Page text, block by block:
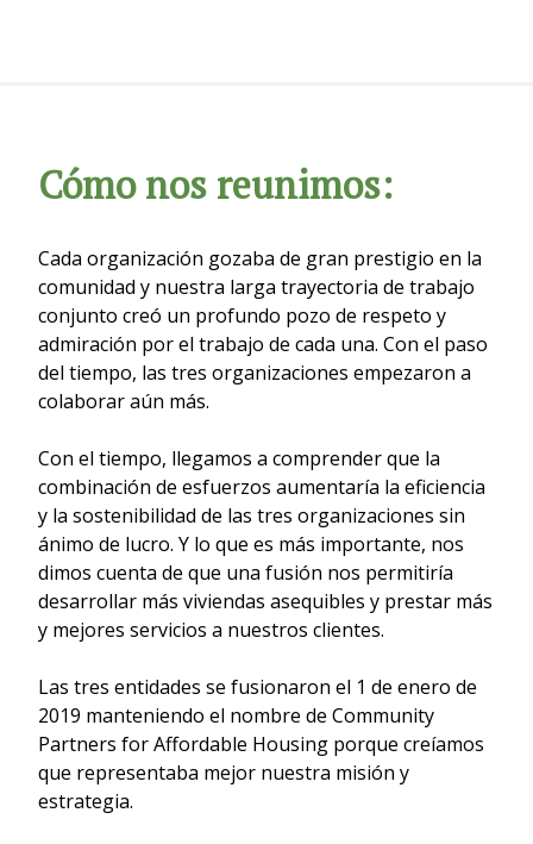
Cómo nos reunimos:
Cada organización gozaba de gran prestigio en la
comunidad y nuestra larga trayectoria de trabajo
conjunto creó un profundo pozo de respeto y
admiración por el trabajo de cada una. Con el paso
del tiempo, las tres organizaciones empezaron a
colaborar aún más.
Con el tiempo, llegamos a comprender que la
combinación de esfuerzos aumentaría la eficiencia
y la sostenibilidad de las tres organizaciones sin
ánimo de lucro. Y lo que es más importante, nos
dimos cuenta de que una fusión nos permitiría
desarrollar más viviendas asequibles y prestar más
y mejores servicios a nuestros clientes.
Las tres entidades se fusionaron el 1 de enero de
2019 manteniendo el nombre de Community
Partners for Affordable Housing porque creíamos
que representaba mejor nuestra misión y
estrategia.